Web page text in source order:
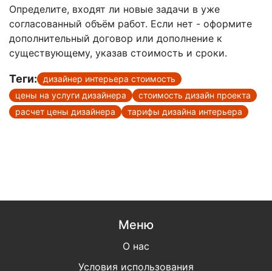
Определите, входят ли новые задачи в уже
согласованный объём работ. Если нет - оформите
дополнительный договор или дополнение к
существующему, указав стоимость и сроки.
Теги:
дизайнер интерьера стоимость
цены на услуги дизайнера
стоимость дизайн проекта
расчет цены дизайнера
тарифы дизайна интерьера
Меню
О нас
Условия использования